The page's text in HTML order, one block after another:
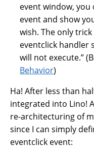
event window, you
event and show
wish. The only
eventclick handler
will not execute.”
Behavior)
Ha! After less than
integrated into Lino!
re-architecturing of
since I can simply
eventclick event: